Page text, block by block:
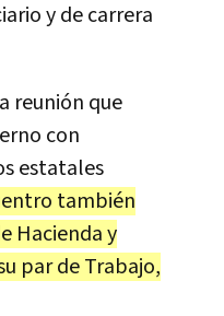
y de carrera
reunión que
con
estatales
también
Hacienda y
par de Trabajo,